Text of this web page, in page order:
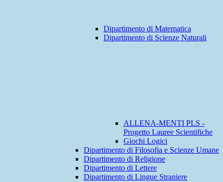
Dipartimento di Matematica
Dipartimento di Scienze Naturali
ALLENA-MENTI PLS -
Progetto Lauree Scientifiche
Giochi Logici
Dipartimento di Filosofia e Scienze Umane
Dipartimento di Religione
Dipartimento di Lettere
Dipartimento di Lingue Straniere